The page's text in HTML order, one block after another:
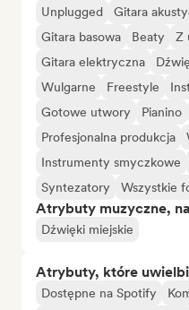
Unplugged Gitara
Gitara basowa
Beaty Z
Gitara elektryczna
Wulgarne
Freestyle
Gotowe utwory
Pianino
Profesjonalna produkcja
Instrumenty smyczkowe
Syntezatory
Wszystkie
Atrybuty muzyczne,
Dźwięki miejskie
Atrybuty, które
Dostępne na Spotify